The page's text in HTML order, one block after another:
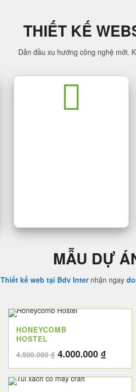
THIẾT KẾ
Dẫn đầu xu hướng công nghệ mới.
MẪU DỰ
Thiết kế web tại Bdv Internhận ngay
HONEYCOMB
HOSTEL
4.500.000₫ Giá
gốc
là:
4.000.000 ₫Giá
hiện
tại